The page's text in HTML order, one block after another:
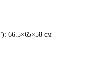
66.5×65×58 см